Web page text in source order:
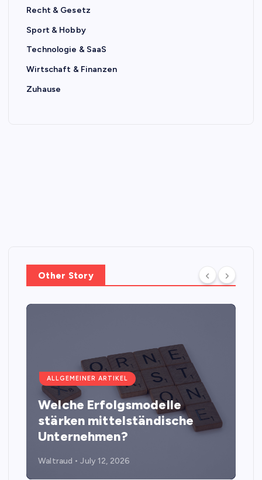
Recht & Gesetz
Sport & Hobby
Technologie & SaaS
Wirtschaft & Finanzen
Zuhause
Other Story
ALLGEMEINER ARTIKEL
Welche Erfolgsmodelle
stärken mittelständische
Unternehmen?
Waltraud July 12, 2026